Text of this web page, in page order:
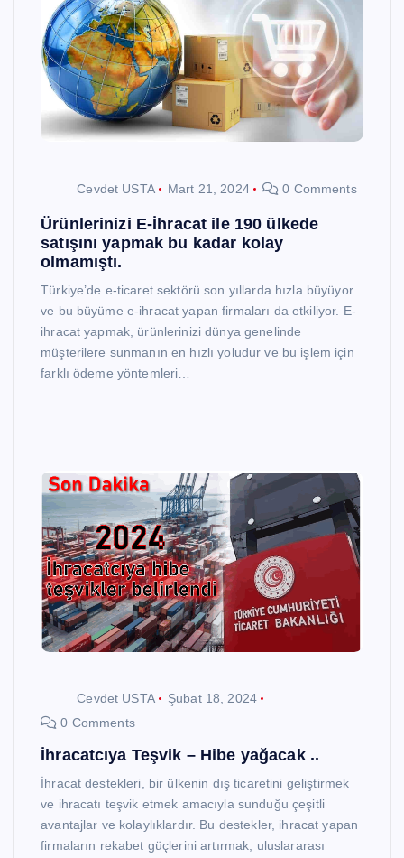
Cevdet USTA Mart 21, 2024 0 Comments
Ürünlerinizi E-İhracat ile 190 ülkede
satışını yapmak bu kadar kolay
olmamıştı.
Türkiye’de e-ticaret sektörü son yıllarda hızla büyüyor
ve bu büyüme e-ihracat yapan firmaları da etkiliyor. E-
ihracat yapmak, ürünlerinizi dünya genelinde
müşterilere sunmanın en hızlı yoludur ve bu işlem için
farklı ödeme yöntemleri…
Cevdet USTA
Şubat 18, 2024
0 Comments
İhracatcıya Teşvik – Hibe yağacak ..
İhracat destekleri, bir ülkenin dış ticaretini geliştirmek
ve ihracatı teşvik etmek amacıyla sunduğu çeşitli
avantajlar ve kolaylıklardır. Bu destekler, ihracat yapan
firmaların rekabet güçlerini artırmak, uluslararası